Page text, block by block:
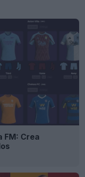
FM: Crea